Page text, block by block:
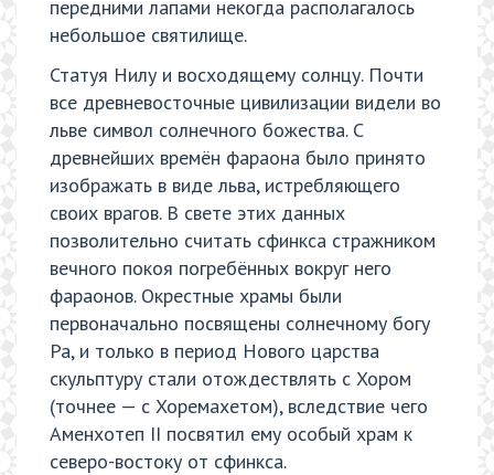
передними лапами некогда располагалось
небольшое святилище.
Статуя Нилу и восходящему солнцу. Почти
все древневосточные цивилизации видели во
льве символ солнечного божества. С
древнейших времён фараона было принято
изображать в виде льва, истребляющего
своих врагов. В свете этих данных
позволительно считать сфинкса стражником
вечного покоя погребённых вокруг него
фараонов. Окрестные храмы были
первоначально посвящены солнечному богу
Ра, и только в период Нового царства
скульптуру стали отождествлять с Хором
(точнее — с Хоремахетом), вследствие чего
Аменхотеп II посвятил ему особый храм к
северо-востоку от сфинкса.